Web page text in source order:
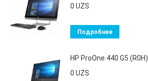
0 UZS
Подробнее
HP ProOne 440 G5 (R0H)
0 UZS